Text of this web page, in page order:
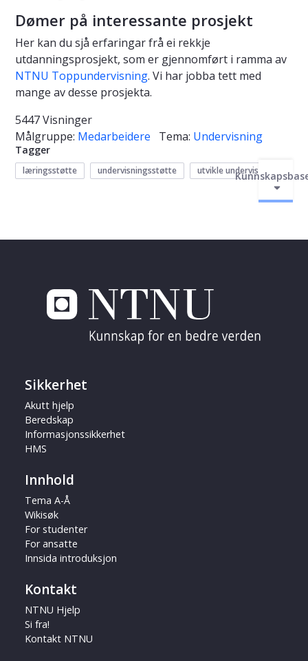
Dømer på interessante prosjekt
Her kan du sjå erfaringar frå ei rekkje
utdanningsprosjekt, som er gjennomført i ramma av
NTNU Toppundervisning. Vi har jobba tett med
mange av desse prosjekta.
5447 Visninger
Målgruppe: Medarbeidere Tema: Undervisning
Tagger
læringsstøtte undervisningsstøtte utvikle undervisning
Sikkerhet
Akutt hjelp
Beredskap
Informasjonssikkerhet
HMS
Innhold
Tema A-Å
Wikisøk
For studenter
For ansatte
Innsida introduksjon
Kontakt
NTNU Hjelp
Si fra!
Kontakt NTNU